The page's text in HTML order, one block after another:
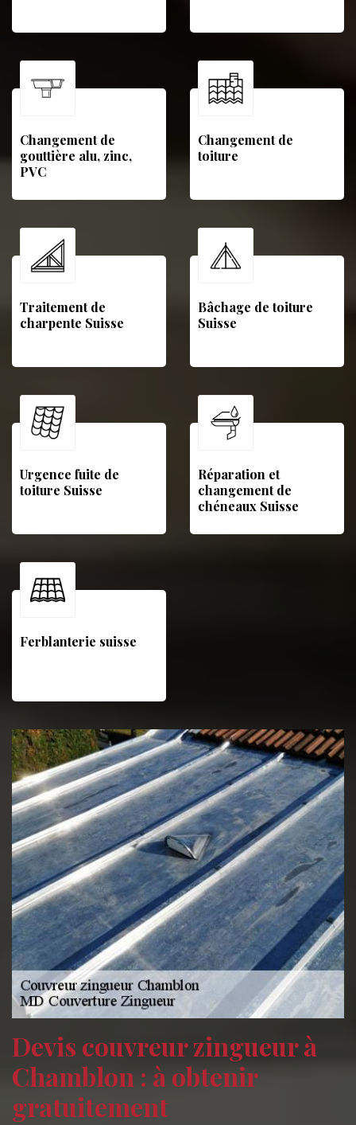
Changement de
gouttière alu, zinc,
PVC
Changement de
toiture
Traitement de
charpente Suisse
Bâchage de toiture
Suisse
Urgence fuite de
toiture Suisse
Réparation et
changement de
chéneaux Suisse
Ferblanterie suisse
Devis couvreur zingueur à
Chamblon : à obtenir
gratuitement